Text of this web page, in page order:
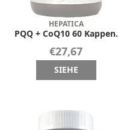
HEPATICA
PQQ + CoQ10 60 Kappen.
€27,67
SIEHE